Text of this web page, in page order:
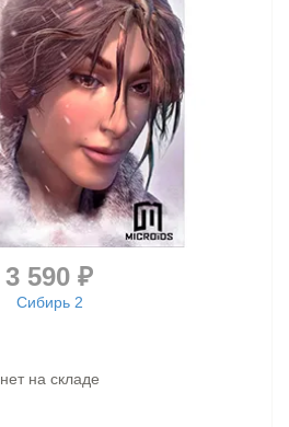
3 590 ₽
Сибирь 2
нет на складе